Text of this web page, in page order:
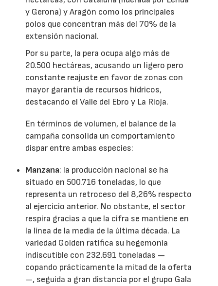
y Gerona) y Aragón como los principales
polos que concentran más del 70% de la
extensión nacional.
Por su parte, la pera ocupa algo más de
20.500 hectáreas, acusando un ligero pero
constante reajuste en favor de zonas con
mayor garantía de recursos hídricos,
destacando el Valle del Ebro y La Rioja.
En términos de volumen, el balance de la
campaña consolida un comportamiento
dispar entre ambas especies:
Manzana: la producción nacional se ha
situado en 500.716 toneladas, lo que
representa un retroceso del 8,26% respecto
al ejercicio anterior. No obstante, el sector
respira gracias a que la cifra se mantiene en
la línea de la media de la última década. La
variedad Golden ratifica su hegemonía
indiscutible con 232.691 toneladas —
copando prácticamente la mitad de la oferta
—, seguida a gran distancia por el grupo Gala